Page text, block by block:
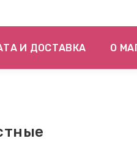
И ДОСТАВКА О